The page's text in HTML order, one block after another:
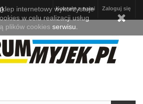
Zaloguj się
Kontakt z nami
internetowy wykorzystuje
w celu realizacji usług
plików cookies serwisu.